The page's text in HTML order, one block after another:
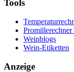
Tools
Weinblogs
Wein-Etiketten
Anzeige